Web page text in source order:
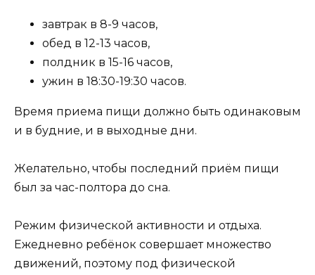
завтрак в 8-9 часов,
обед в 12-13 часов,
полдник в 15-16 часов,
ужин в 18:30-19:30 часов.
Время приема пищи должно быть одинаковым
и в будние, и в выходные дни.
Желательно, чтобы последний приём пищи
был за час-полтора до сна.
Режим физической активности и отдыха.
Ежедневно ребёнок совершает множество
движений, поэтому под физической